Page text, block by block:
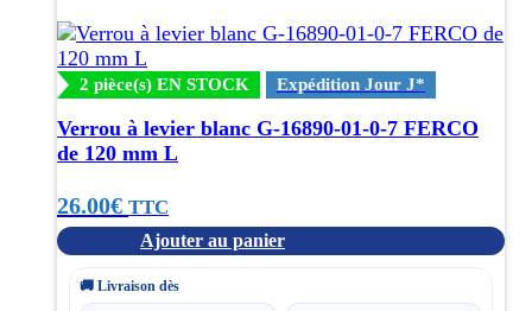
2 pièce(s) EN STOCK Expédition Jour J*
Verrou à levier blanc G-16890-01-0-7 FERCO
de 120 mm L
26.00€ TTC
Ajouter au panier
🚚 Livraison dès